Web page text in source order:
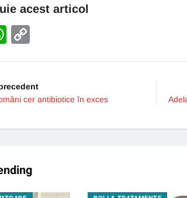
acest articol
WhatsApp
cer antibiotice în exces